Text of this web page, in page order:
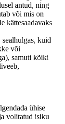
antud, ning
või mis on
kättesaadavaks
kuid
või
samuti kõiki
ühise
volitatud isiku